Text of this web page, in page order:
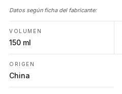
Datos según ficha del fabricante:
VOLUMEN
150 ml
ORIGEN
China